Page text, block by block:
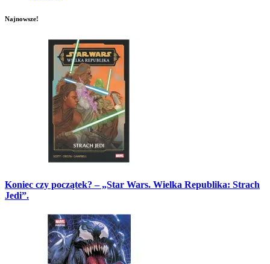
Najnowsze!
Koniec czy początek? – „Star Wars. Wielka Republika: Strach
Jedi”.